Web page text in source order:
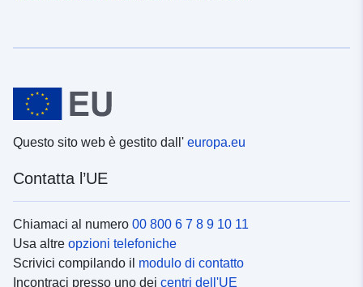
Questo sito web è gestito dall' europa.eu
Contatta l’UE
Chiamaci al numero 00 800 6 7 8 9 10 11
Usa altre opzioni telefoniche
Scrivici compilando il modulo di contatto
Incontraci presso uno dei centri dell'UE